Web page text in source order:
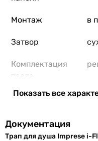
Монтаж в
Затвор
Комплектация
трапа
Производство
Диаметр
выпуска
Показать все
Документация
Трап для душа Imprese i-